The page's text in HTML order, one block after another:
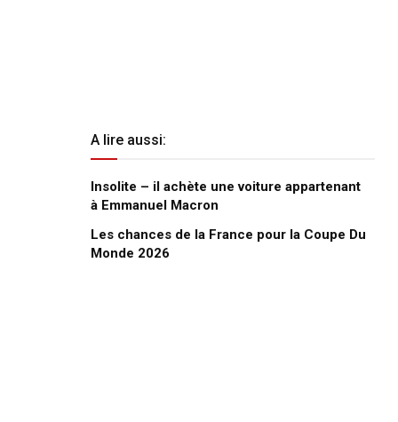
A lire aussi:
Insolite – il achète une voiture appartenant
à Emmanuel Macron
Les chances de la France pour la Coupe Du
Monde 2026